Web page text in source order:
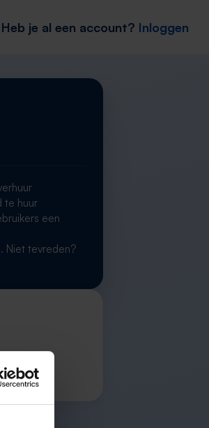
Heb je al een account? Inloggen
te huur
een
Niet tevreden?